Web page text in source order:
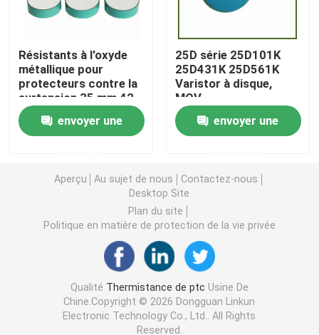
Thermistance de ptc
Puce de chauffage PTC
Thermistors NTC
Le thermistore NTC de puissance
Capteur de température de NTC
Varistance CMS
Résistants à l'oxyde
métallique pour
protecteurs contre la
surtension 35 mm 42
mm 52 mm 240 ̊ 280
V/Mm La tension de
référence en courant
envoyer une
25D série 25D101K
25D431K 25D561K
Varistor à disque,
MOV
envoyer une
Aperçu Au sujet de nous
Contactez-nous
Desktop Site
Plan du site
Politique en matière de protection de la vie privée
Qualité Thermistance de ptc Usine De
Chine.Copyright © 2026 Dongguan Linkun
Electronic Technology Co., Ltd.. All Rights
Reserved.